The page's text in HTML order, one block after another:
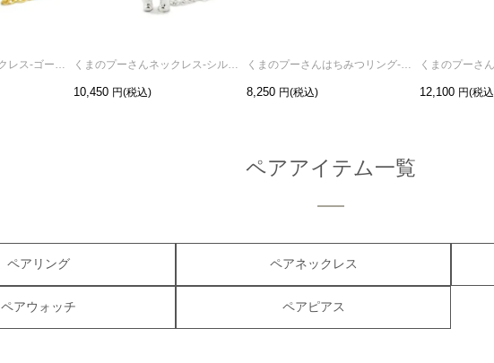
10,450 8,250 12,100
ペアアイテム一覧
ペアリング ペアネックレス
ペアウォッチ ペアピアス